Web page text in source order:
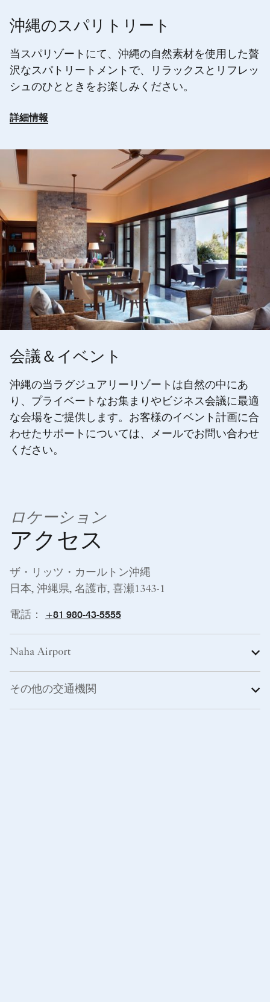
沖縄のスパリトリート
当スパリゾートにて、沖縄の自然素材を使用した贅
沢なスパトリートメントで、リラックスとリフレッ
シュのひとときをお楽しみください。
詳細情報
会議＆イベント
沖縄の当ラグジュアリーリゾートは自然の中にあ
り、プライベートなお集まりやビジネス会議に最適
な会場をご提供します。お客様のイベント計画に合
わせたサポートについては、メールでお問い合わせ
ください。
ロケーション
アクセス
ザ・リッツ・カールトン沖縄
日本, 沖縄県, 名護市, 喜瀬1343-1
電話： +81 980-43-5555
Naha Airport
その他の交通機関